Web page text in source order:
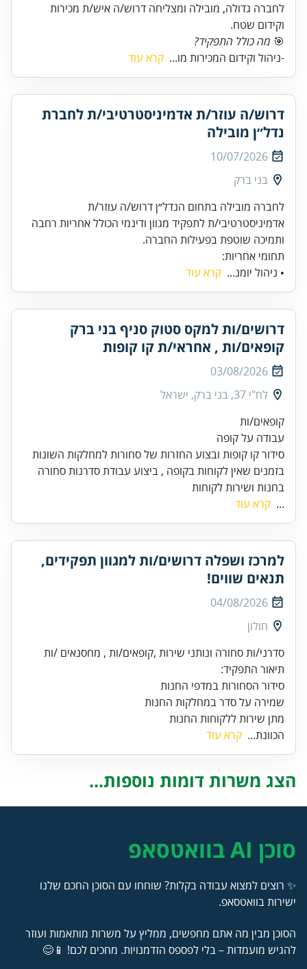
לחברה גדולה, מובילה ומצליחה דרוש/ה איש/ת מכירות
וקידום שטח.
🎯 מה כולל התפקיד?
-ניהול וקידום המכירות מו... קרא עוד
דרוש/ה עוזר/ת אדמיניסטרטיבי/ת לחברת
נדל״ן מובילה
10/07/2026
בני ברק
לחברה מובילה בתחום הנדל״ן דרוש/ה עוזר/ת
אדמיניסטרטיבי/ת לתפקיד מגוון ודינמי הכולל אחריות רחבה
ותמיכה שוטפת בפעילות החברה.
תחומי אחריות:
• ניהול יומנ... קרא עוד
דרושים/ות למקס סטוק סניף בני ברק
קופאים/ות , אחראי/ת קו קופות
03/08/2026
לח"י 37, בני ברק, ישראל
בזמנים שאין לקוחות בקופה , ביצוע עבודת סדרנות סחורה
בחנות ושירות לקוחות
... קרא עוד
למרכז ושפלה דרושים/ות למגוון תפקידים,
תנאים שווים!
04/08/2026
חולון
מתן שירות ללקוחות החנות
הכוונת... קרא עוד
הצג משרות דומות נוספות...
סוכן AI בוואטסאפ
✨ רוצים למצוא עבודה בקלות? שוחחו עם הסוכן החכם שלנו
ישירות בוואטסאפ.
הסוכן מבין מה אתם מחפשים, ממליץ על משרות מותאמות ועוזר
להגיש מועמדות – בלי לפספס הזדמנויות. מחכים לכם! 📱😊